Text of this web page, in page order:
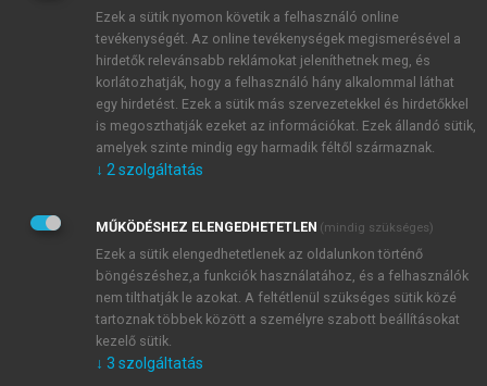
JELSZÓ ÚJRA
Kérek értesítést a MeRSZ újdonságairól, akcióiról.
Kérek értesítést az Akadémiai Kiadó Zrt. újdonságairól,
Adatkezelési tájékoztatóbanfoglaltakat tudomásul
veszem és elfogadom.
Általános vásárlási feltételeket, valamint a szotar.netés a
mersz.huoldalak licencszerződéseiben foglaltakat
tudomásul veszem és elfogadom.
KIPRÓBÁLOM
Ezek a sütik nyomon követik a felhasználó online
tevékenységét. Az online tevékenységek megismerésével a
hirdetők relevánsabb reklámokat jeleníthetnek meg, és
korlátozhatják, hogy a felhasználó hány alkalommal láthat
egy hirdetést. Ezek a sütik más szervezetekkel és hirdetőkkel
is megoszthatják ezeket az információkat. Ezek állandó sütik,
amelyek szinte mindig egy harmadik féltől származnak.
↓ 2 szolgáltatás
MŰKÖDÉSHEZ ELENGEDHETETLEN (mindig szükséges)
Ezek a sütik elengedhetetlenek az oldalunkon történő
böngészéshez,a funkciók használatához, és a felhasználók
nem tilthatják le azokat. A feltétlenül szükséges sütik közé
tartoznak többek között a személyre szabott beállításokat
kezelő sütik.
↓ 3 szolgáltatás